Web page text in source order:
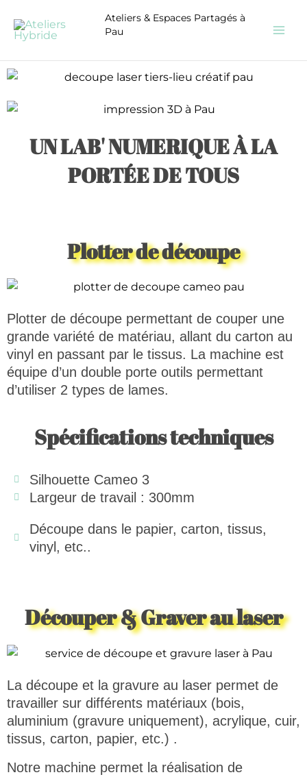
du 10 au 17 août inclus.
contenu
Ateliers & Espaces Partagés à
Pau
UN LAB' NUMERIQUE À LA
PORTÉE DE TOUS
Plotter de découpe
Plotter de découpe permettant de couper une
grande variété de matériau, allant du carton au
vinyl en passant par le tissus. La machine est
équipe d’un double porte outils permettant
d’utiliser 2 types de lames.
Spécifications techniques
Silhouette Cameo 3
Largeur de travail : 300mm
Découpe dans le papier, carton, tissus,
vinyl, etc..
Découper & Graver au laser
La découpe et la gravure au laser permet de
travailler sur différents matériaux (bois,
aluminium (gravure uniquement), acrylique, cuir,
tissus, carton, papier, etc.) .
Notre machine permet la réalisation de